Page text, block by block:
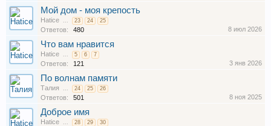
Мой дом - моя крепость
Hatice ... 23 24 25
Ответов: 480 8 июл 2026
Что вам нравится
Hatice ... 5 6 7
Ответов: 121 3 янв 2026
По волнам памяти
Талия ... 24 25 26
Ответов: 501 8 ноя 2025
Доброе имя
Hatice ... 28 29 30